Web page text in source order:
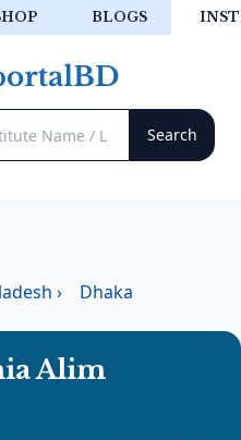
BLOGS
› Dhaka
Alim